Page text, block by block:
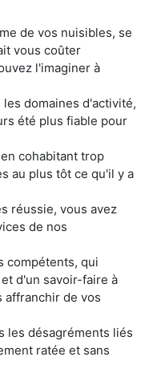
de vos nuisibles, se
vous coûter
l'imaginer à
domaines d'activité,
été plus fiable pour
cohabitant trop
au plus tôt ce qu'il y a
réussie, vous avez
de nos
compétents, qui
d'un savoir-faire à
affranchir de vos
les désagréments liés
ratée et sans